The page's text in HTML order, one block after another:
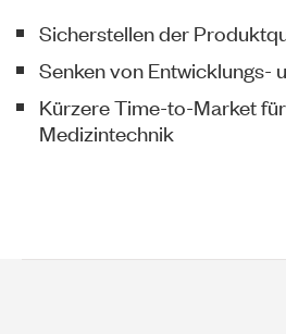
Sicherstellen der
Senken von Entwicklungs-
Kürzere Time-to-Market
Medizintechnik